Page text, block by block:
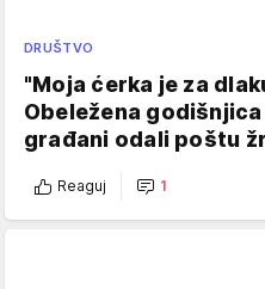
DRUŠTVO
"Moja ćerka je za
Obeležena
građani odali poštu
Reaguj 1